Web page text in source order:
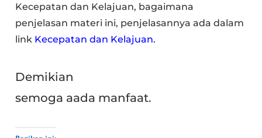
Kecepatan dan Kelajuan, bagaimana
penjelasan materi ini, penjelasannya ada dalam
link Kecepatan dan Kelajuan.
Demikian
semoga aada manfaat.